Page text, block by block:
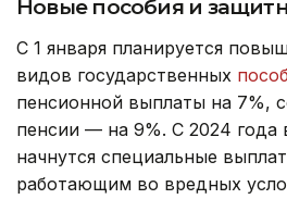
Новые пособия и
С 1 января планируется
видов государственных
пенсионной выплаты на 7%,
пенсии — на 9%. С 2024 года
начнутся специальные
работающим во вредных